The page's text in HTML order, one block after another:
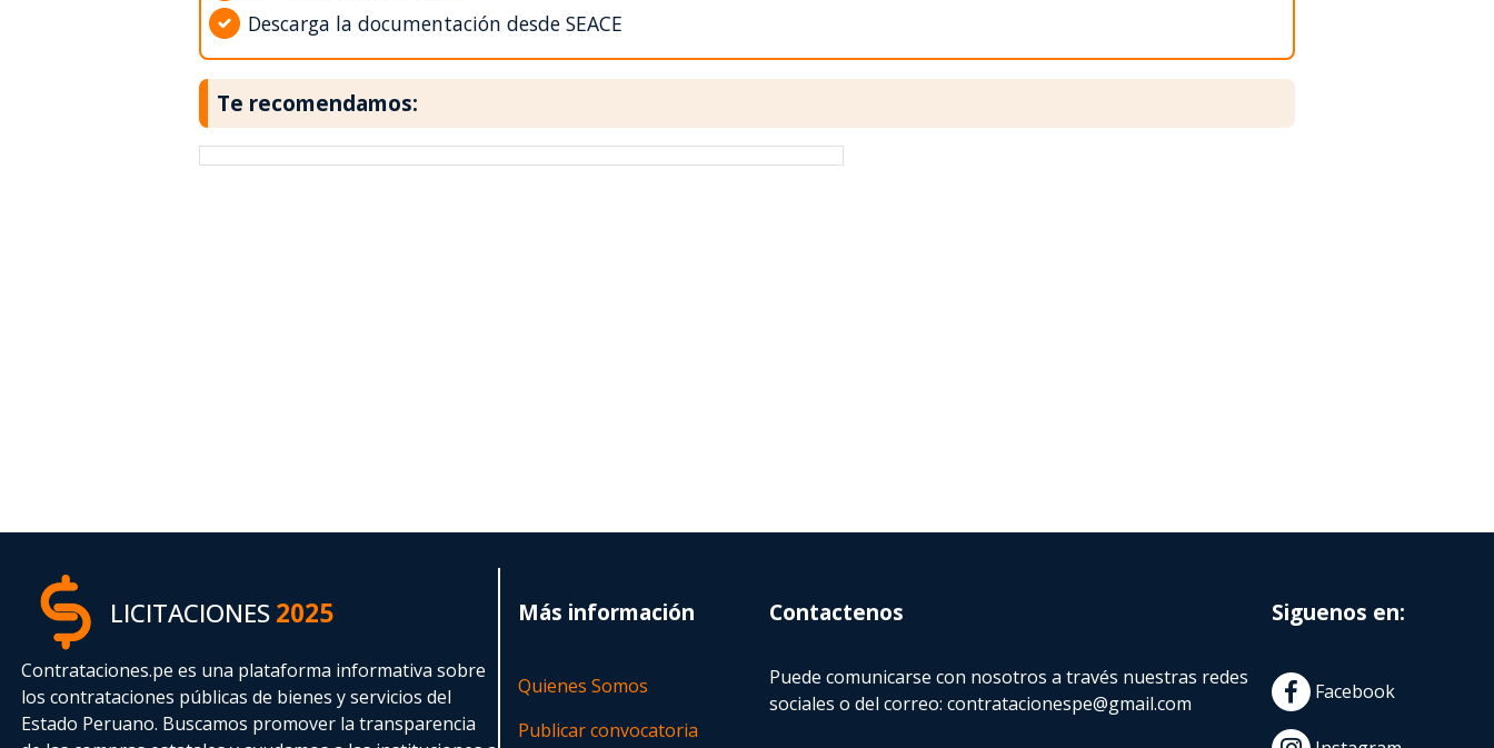
Descarga la documentación desde SEACE
Te recomendamos:
LICITACIONES2025
Contrataciones.pe es una plataforma informativa sobre
los contrataciones públicas de bienes y servicios del
Estado Peruano. Buscamos promover la transparencia
Más información
Quienes Somos
Publicar convocatoria
Contactenos
Puede comunicarse con nosotros a través nuestras redes
sociales o del correo:contratacionespe@gmail.com
Siguenos en:
Facebook